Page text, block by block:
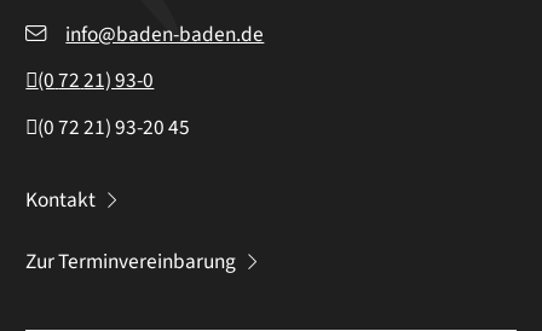
info@baden-baden.de
(07221) 93-0
(07221) 93-2045
Kontakt
Zur Terminvereinbarung